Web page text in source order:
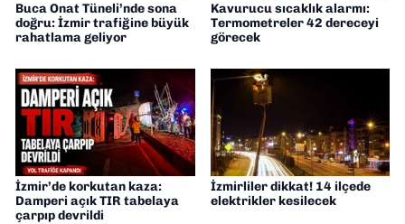
Buca Onat Tüneli’nde sona
doğru: İzmir trafiğine büyük
rahatlama geliyor
Kavurucu sıcaklık alarmı:
Termometreler 42 dereceyi
görecek
İzmir’de korkutan kaza:
Damperi açık TIR tabelaya
çarpıp devrildi
İzmirliler dikkat! 14 ilçede
elektrikler kesilecek